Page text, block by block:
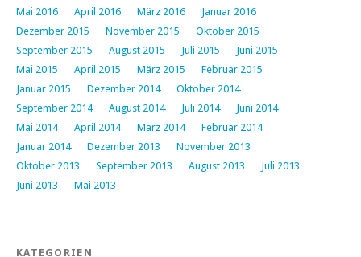
Mai 2016 April 2016 März 2016
Januar 2016
Dezember 2015
November 2015
Oktober 2015
September 2015
August 2015 Juli 2015
Juni 2015
Mai 2015
April 2015 März 2015
Februar 2015
Januar 2015
Dezember 2014
Oktober 2014
September 2014
August 2014 Juli 2014
Juni 2014
Mai 2014
April 2014 März 2014
Februar 2014
Januar 2014
Dezember 2013
November 2013
Oktober 2013
September 2013 August 2013
Juli 2013
Juni 2013
Mai 2013
KATEGORIEN